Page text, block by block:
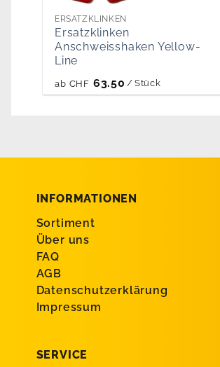
ERSATZKLINKEN
Ersatzklinken
Anschweisshaken Yellow-
Line
ab CHF 63.50 / Stück
INFORMATIONEN
Sortiment
Über uns
FAQ
AGB
Datenschutzerklärung
Impressum
SERVICE